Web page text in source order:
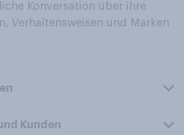
Konversation über ihre
Verhaltensweisen und Marken
Kunden